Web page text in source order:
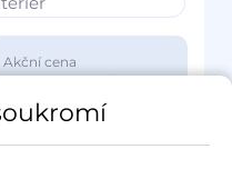
Akční cena
1 149 000 Kč